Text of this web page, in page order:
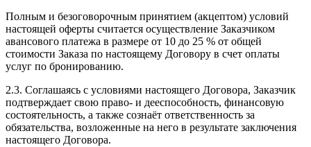
Полным и безоговорочным принятием (акцептом) условий
настоящей оферты считается осуществление Заказчиком
авансового платежа в размере от 10 до 25 % от общей
стоимости Заказа по настоящему Договору в счет оплаты
услуг по бронированию.
2.3. Соглашаясь с условиями настоящего Договора, Заказчик
подтверждает свою право- и дееспособность, финансовую
состоятельность, а также сознаёт ответственность за
обязательства, возложенные на него в результате заключения
настоящего Договора.